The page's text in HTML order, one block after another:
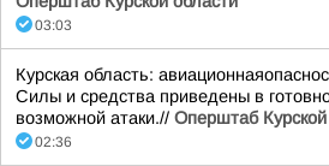
03:03
Курская область:
Силы и средства приведены в
возможной атаки.// Оперштаб Курской
02:36